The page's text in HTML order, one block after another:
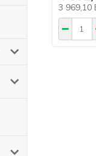
3 969,10